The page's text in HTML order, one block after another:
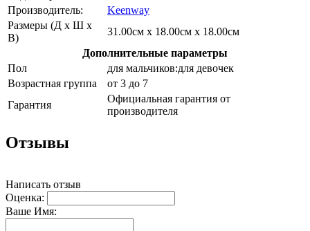
Производитель:
Keenway
Размеры (Д х Ш х
В)
31.00см x 18.00см x 18.00см
Дополнительные параметры
Пол
для мальчиков:для девочек
Возрастная группа
от 3 до 7
Гарантия
Официальная гарантия от
производителя
Отзывы
Написать отзыв
Оценка:
Ваше Имя: